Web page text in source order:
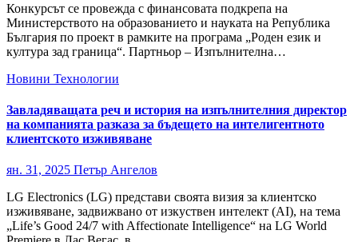
Конкурсът се провежда с финансовата подкрепа на
Министерството на образованието и науката на Република
България по проект в рамките на програма „Роден език и
култура зад граница“. Партньор – Изпълнителна…
Новини Технологии
Завладяващата реч и история на изпълнителния директор
на компанията разказа за бъдещето на интелигентното
клиентското изживяване
ян. 31, 2025 Петър Ангелов
LG Electronics (LG) представи своята визия за клиентско
изживяване, задвижвано от изкуствен интелект (AI), на тема
„Life’s Good 24/7 with Affectionate Intelligence“ на LG World